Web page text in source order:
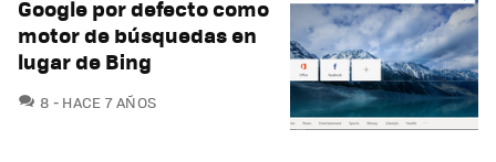
Google por defecto como
motor de búsquedas en
lugar de Bing
8 COMENTARIOS
HACE 7 AÑOS